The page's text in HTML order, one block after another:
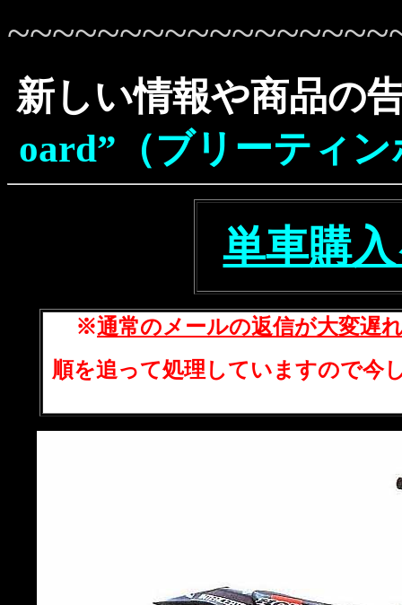
新しい情報や商品の
oard”（ブリーティ
単車購
※通常のメールの返信が大変遅
順を追って処理していますので今